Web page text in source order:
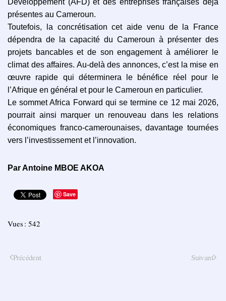
présentes au Cameroun.
Toutefois, la concrétisation cet aide venu de la France
dépendra de la capacité du Cameroun à présenter des
projets bancables et de son engagement à améliorer le
climat des affaires. Au-delà des annonces, c’est la mise en
œuvre rapide qui déterminera le bénéfice réel pour le
l’Afrique en général et pour le Cameroun en particulier.
Le sommet Africa Forward qui se termine ce 12 mai 2026,
pourrait ainsi marquer un renouveau dans les relations
économiques franco-camerounaises, davantage tournées
vers l’investissement et l’innovation.
Par Antoine MBOE AKOA
Save
Vues : 542
Précédent Suivant